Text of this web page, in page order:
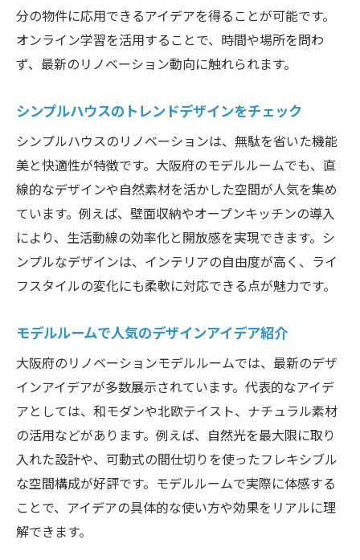
分の物件に応用できるアイデアを得ることが可能です。
オンライン学習を活用することで、時間や場所を問わ
ず、最新のリノベーション動向に触れられます。
シンプルハウスのトレンドデザインをチェック
シンプルハウスのリノベーションは、無駄を省いた機能
美と快適性が特徴です。大阪府のモデルルームでも、直
線的なデザインや自然素材を活かした空間が人気を集め
ています。例えば、壁面収納やオープンキッチンの導入
により、生活動線の効率化と開放感を実現できます。シ
ンプルなデザインは、インテリアの自由度が高く、ライ
フスタイルの変化にも柔軟に対応できる点が魅力です。
モデルルームで人気のデザインアイデア紹介
大阪府のリノベーションモデルルームでは、最新のデザ
インアイデアが多数展示されています。代表的なアイデ
アとしては、和モダンや北欧テイスト、ナチュラル素材
の活用などがあります。例えば、自然光を最大限に取り
入れた設計や、可動式の間仕切りを使ったフレキシブル
な空間構成が好評です。モデルルームで実際に体感する
ことで、アイデアの具体的な使い方や効果をリアルに理
解できます。